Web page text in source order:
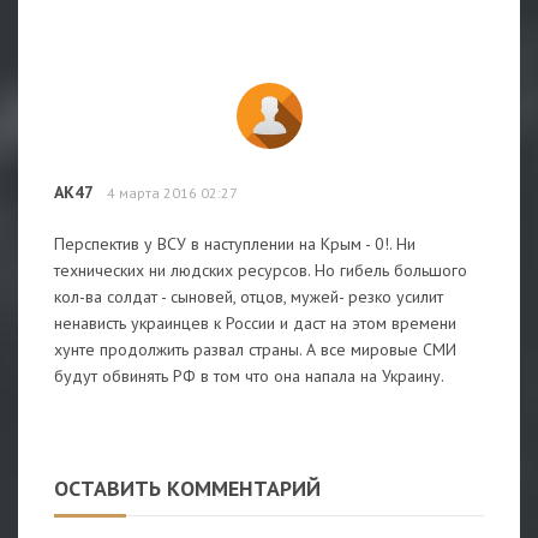
АК47 4 марта 2016 02:27
Перспектив у ВСУ в наступлении на Крым - 0!. Ни
технических ни людских ресурсов. Но гибель большого
кол-ва солдат - сыновей, отцов, мужей- резко усилит
ненависть украинцев к России и даст на этом времени
хунте продолжить развал страны. А все мировые СМИ
будут обвинять РФ в том что она напала на Украину.
ОСТАВИТЬ КОММЕНТАРИЙ